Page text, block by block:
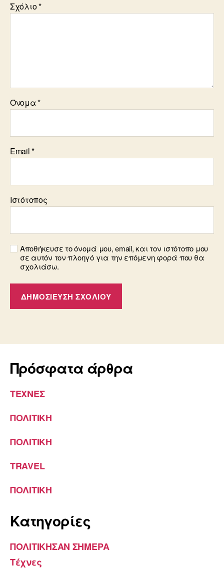
Σχόλιο*
Όνομα*
Email*
Ιστότοπος
Αποθήκευσε το όνομά μου, email, και τον ιστότοπο μου
σε αυτόν τον πλοηγό για την επόμενη φορά που θα
σχολιάσω.
Πρόσφατα άρθρα
ΤΕΧΝΕΣ
ΠΟΛΙΤΙΚΗ
ΠΟΛΙΤΙΚΗ
TRAVEL
ΠΟΛΙΤΙΚΗ
Kατηγορίες
ΠΟΛΙΤΙΚΗΣΑΝ ΣΗΜΕΡΑ
Τέχνες